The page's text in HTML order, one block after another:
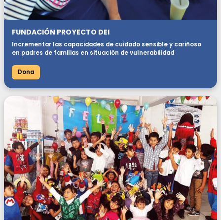
FUNDACIÓN PROYECTO DEI
Incrementar las capacidades de cuidado sensible y cariñoso
en padres de familias en situación de vulnerabilidad
Dona